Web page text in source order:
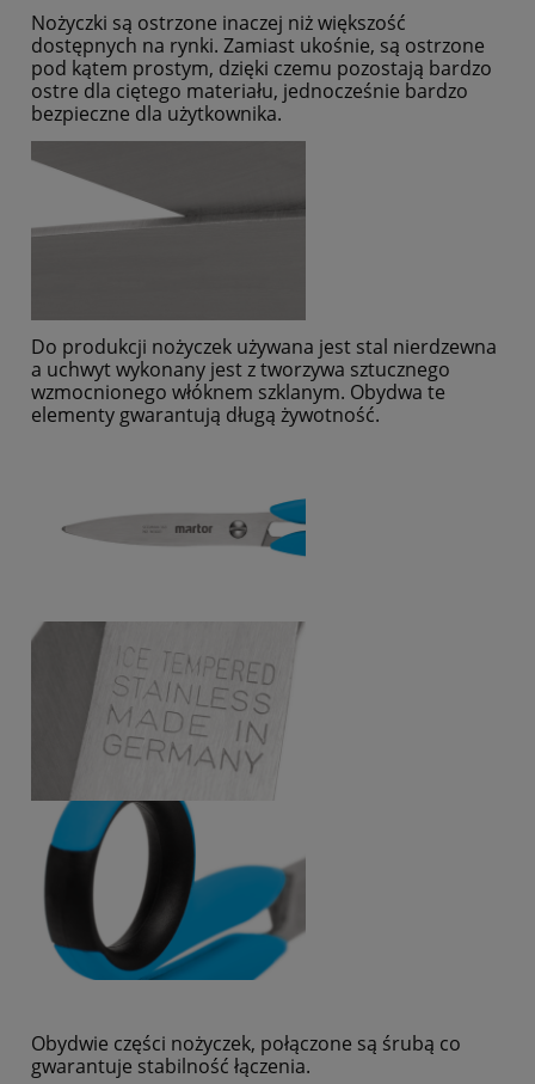
Nożyczki są ostrzone inaczej niż większość
dostępnych na rynki. Zamiast ukośnie, są ostrzone
pod kątem prostym, dzięki czemu pozostają bardzo
ostre dla ciętego materiału, jednocześnie bardzo
bezpieczne dla użytkownika.
Do produkcji nożyczek używana jest stal nierdzewna
a uchwyt wykonany jest z tworzywa sztucznego
wzmocnionego włóknem szklanym. Obydwa te
elementy gwarantują długą żywotność.
Obydwie części nożyczek, połączone są śrubą co
gwarantuje stabilność łączenia.